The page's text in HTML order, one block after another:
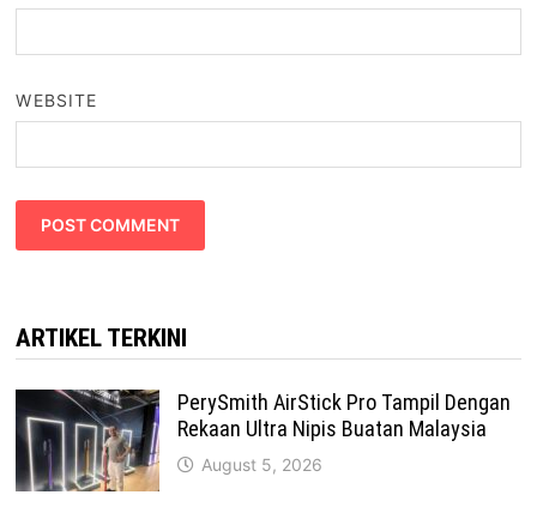
WEBSITE
ARTIKEL TERKINI
PerySmith AirStick Pro Tampil Dengan
Rekaan Ultra Nipis Buatan Malaysia
August 5, 2026